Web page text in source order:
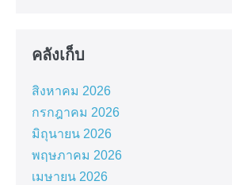
คลังเก็บ
สิงหาคม 2026
กรกฎาคม 2026
มิถุนายน 2026
พฤษภาคม 2026
เมษายน 2026